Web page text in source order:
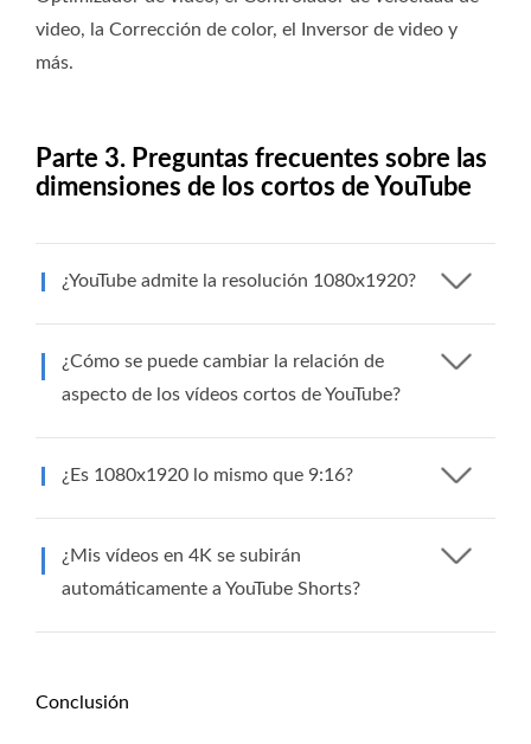
video, la Corrección de color, el Inversor de video y
más.
Parte 3. Preguntas frecuentes sobre las
dimensiones de los cortos de YouTube
¿YouTube admite la resolución 1080x1920?
¿Cómo se puede cambiar la relación de
aspecto de los vídeos cortos de YouTube?
¿Es 1080x1920 lo mismo que 9:16?
¿Mis vídeos en 4K se subirán
automáticamente a YouTube Shorts?
Conclusión